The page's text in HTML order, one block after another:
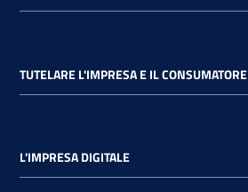
TUTELARE L'IMPRESA E IL CONSUMATORE
L'IMPRESA DIGITALE